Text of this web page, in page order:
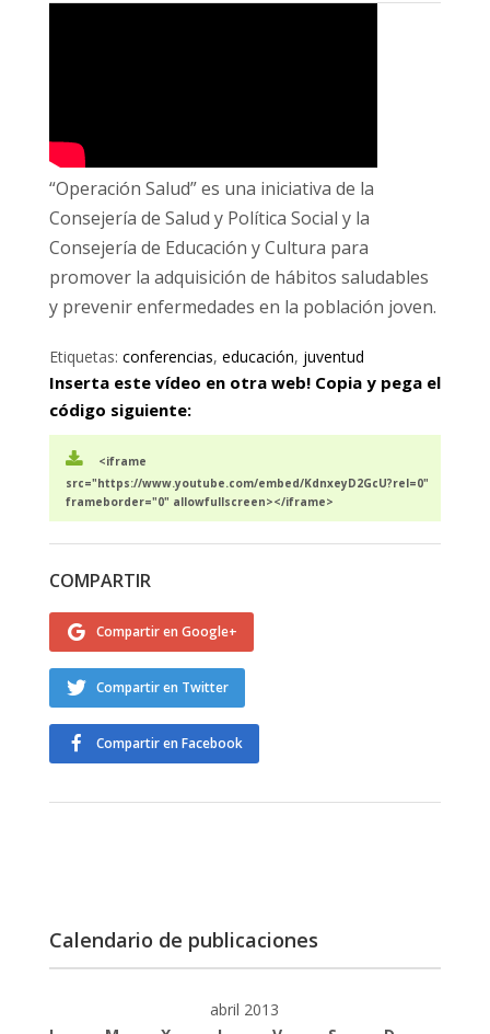
“Operación Salud” es una iniciativa de la
Consejería de Salud y Política Social y la
Consejería de Educación y Cultura para
promover la adquisición de hábitos saludables
y prevenir enfermedades en la población joven.
Etiquetas: conferencias, educación, juventud
Inserta este vídeo en otra web! Copia y pega el
código siguiente:
<iframe
src="https://www.youtube.com/embed/KdnxeyD2GcU?rel=0"
frameborder="0" allowfullscreen></iframe>
COMPARTIR
Compartir en Google+
Compartir en Twitter
Compartir en Facebook
Calendario de publicaciones
abril 2013